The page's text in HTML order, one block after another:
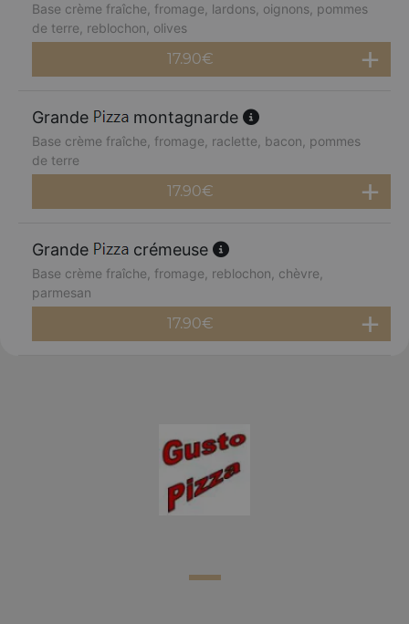
Base crème fraîche, fromage, lardons, oignons, pommes
de terre, reblochon, olives
17.90€
Grande montagnarde
Base crème fraîche, fromage, raclette, bacon, pommes
de terre
17.90€
Grande crémeuse
Base crème fraîche, fromage, reblochon, chèvre,
parmesan
17.90€